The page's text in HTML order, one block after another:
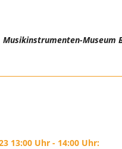
Musikinstrumenten-Museum
13:00 Uhr - 14:00 Uhr: